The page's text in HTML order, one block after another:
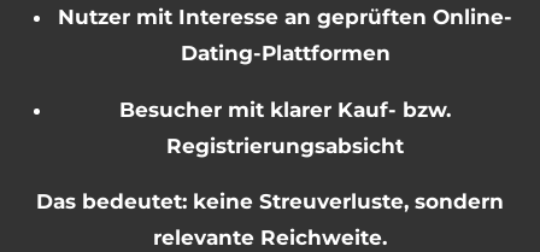
Nutzer mit Interesse an geprüften Online-
Dating-Plattformen
Besucher mit klarer Kauf- bzw.
Registrierungsabsicht
Das bedeutet: keine Streuverluste, sondern
relevante Reichweite.